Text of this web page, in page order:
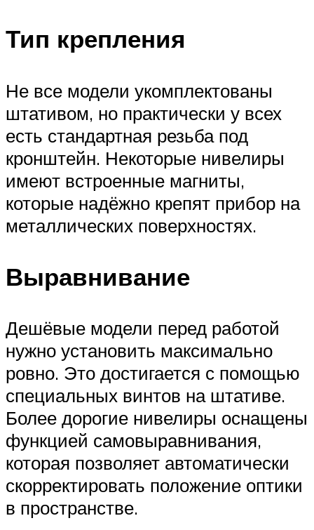
Тип крепления
Не все модели укомплектованы
штативом, но практически у всех
есть стандартная резьба под
кронштейн. Некоторые нивелиры
имеют встроенные магниты,
которые надёжно крепят прибор на
металлических поверхностях.
Выравнивание
Дешёвые модели перед работой
нужно установить максимально
ровно. Это достигается с помощью
специальных винтов на штативе.
Более дорогие нивелиры оснащены
функцией самовыравнивания,
которая позволяет автоматически
скорректировать положение оптики
в пространстве.